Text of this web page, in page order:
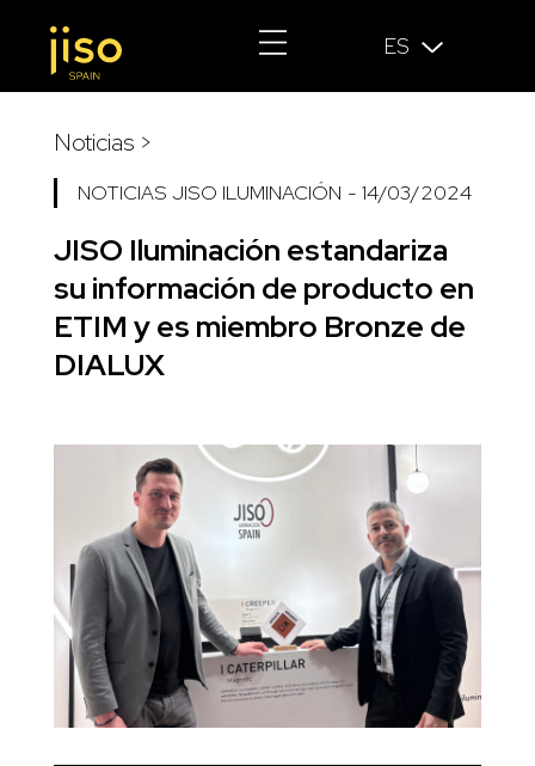
ES
Noticias >
NOTICIAS JISO ILUMINACIÓN - 14/03/2024
JISO Iluminación estandariza
su información de producto en
ETIM y es miembro Bronze de
DIALUX